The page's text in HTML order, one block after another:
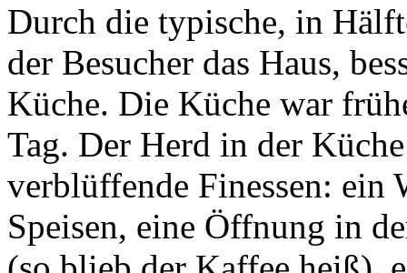
Durch die typische, in
der Besucher das Haus,
Küche. Die Küche war
Tag. Der Herd in der
verblüffende Finessen: ein
Speisen, eine Öffnung in